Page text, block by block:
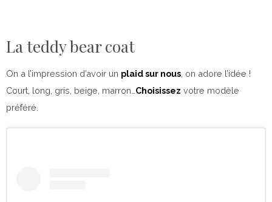
La teddy bear coat
On a l’impression d’avoir un plaid sur nous , on adore l’idée !
Court, long, gris, beige, marron… Choisissez votre modèle
préféré.